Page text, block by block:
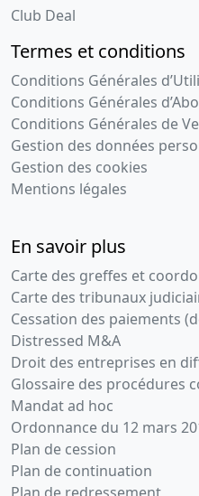
Club Deal
Termes et conditions
Conditions Générales
Conditions Générales
Conditions Générales de
Gestion des données
Gestion des cookies
Mentions légales
En savoir plus
Carte des greffes et
Carte des tribunaux
Cessation des paiements
Distressed M&A
Droit des entreprises en
Glossaire des procédures
Mandat ad hoc
Ordonnance du 12 mars
Plan de cession
Plan de continuation